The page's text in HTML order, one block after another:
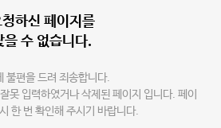
하신 페이지를
을 수 없습니다.
불편을 드려 죄송합니다.
못 입력하였거나 삭제된 페이지 입니다. 페이
한 번 확인해 주시기 바랍니다.